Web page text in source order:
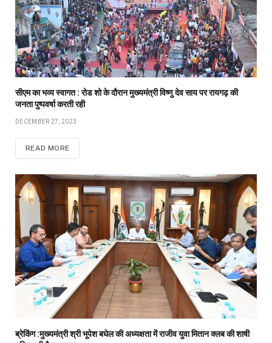
सीएम का भव्य स्वागत : रोड शो के दौरान मुख्यमंत्री विष्णु देव साय पर रायगढ़ की
जनता पुष्पवर्षा करती रही
DECEMBER 27, 2023
READ MORE
ब्रेकिंग :मुख्यमंत्री श्री भूपेश बघेल की अध्यक्षता में राजीव युवा मितान क्लब की शाषी